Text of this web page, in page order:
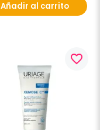
Añadir al carrito
favorite_border